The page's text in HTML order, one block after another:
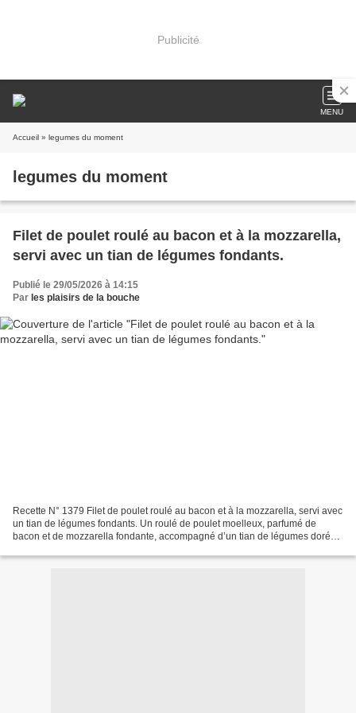
Publicité
MENU
Accueil » legumes du moment
legumes du moment
Filet de poulet roulé au bacon et à la mozzarella,
servi avec un tian de légumes fondants.
Publié le 29/05/2026 à 14:15
Par les plaisirs de la bouche
Recette N° 1379 Filet de poulet roulé au bacon et à la mozzarella, servi avec
un tian de légumes fondants. Un roulé de poulet moelleux, parfumé de
bacon et de mozzarella fondante, accompagné d’un tian de légumes dorés à